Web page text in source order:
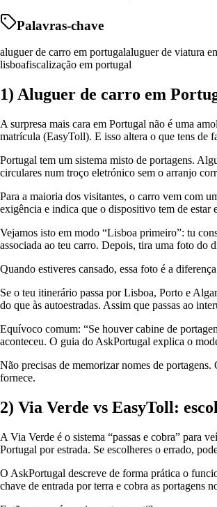
Palavras-chave
aluguer de carro em portugalaluguer de viatura
lisboafiscalização em portugal
1) Aluguer de carro em
A surpresa mais cara em Portugal não é uma
matrícula (EasyToll). E isso altera o que tens de
Portugal tem um sistema misto de portagens.
circulares num troço eletrónico sem o arranjo
Para a maioria dos visitantes, o carro vem com
exigência e indica que o dispositivo tem de estar
Vejamos isto em modo “Lisboa primeiro”: tu
associada ao teu carro. Depois, tira uma foto do
Quando estiveres cansado, essa foto é a
Se o teu itinerário passa por Lisboa, Porto e
do que às autoestradas. Assim que passas ao
Equívoco comum: “Se houver cabine de
aconteceu. O guia do AskPortugal explica o
Não precisas de memorizar nomes de
fornece.
2) Via Verde vs EasyToll:
A Via Verde é o sistema “passas e cobra” para
Portugal por estrada. Se escolheres o errado,
O AskPortugal descreve de forma prática o
chave de entrada por terra e cobra as portagens